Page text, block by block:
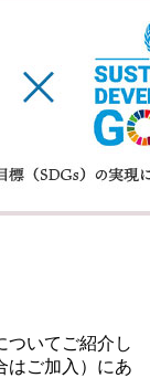
ついてご紹介し
はご加入）にあ